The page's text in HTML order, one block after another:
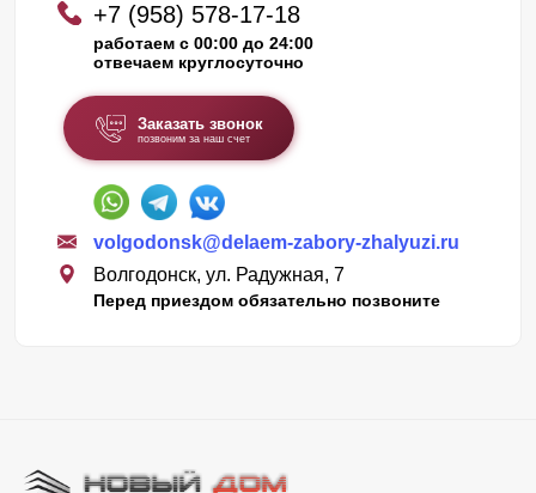
+7 (958) 578-17-18
работаем с 00:00 до 24:00
отвечаем круглосуточно
Заказать звонок
позвоним за наш счет
volgodonsk@delaem-zabory-zhalyuzi.ru
Волгодонск, ул. Радужная, 7
Перед приездом обязательно позвоните